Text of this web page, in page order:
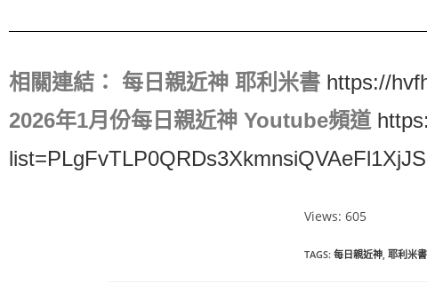
相關連結： 每日親近神 耶利米書 https://
2026年1月份每日親近神 Youtube頻道
Views: 605
TAGS: 每日親近神 耶利米書